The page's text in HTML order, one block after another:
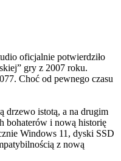
oficjalnie potwierdziło
gry z 2007 roku.
Choć od pewnego czasu
drzewo istotą, a na drugim
bohaterów i nową historię
Windows 11, dyski SSD
z nową